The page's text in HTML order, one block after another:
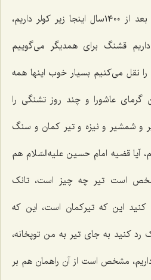
علیه‌السّلام پیش آمد ما الان بعد از ١٤٠٠سال اینجا زیر کولر داریم،
قشنگ برای همدیگر می‌گوییم
را نقل می‌کنیم بسیار خوب اینها همه
گرمای عاشورا و چند روز تشنگی را
و شمشیر و نیزه و تیر کمان و سنگ
آیا قضیه امام حسین علیه‌السّلام هم
است تیر چه چیز است، تانک
کنید این که تیرکمان است، این که
کنید به جای تیر به من توپخانه،
مشخص است از آن راهمان هم بر